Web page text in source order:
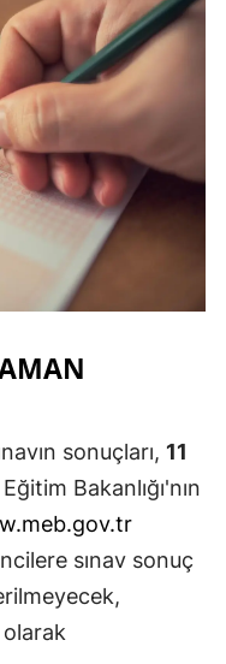
Niğde
Ordu
Sakarya
Samsun
Tokat
Trabzon
sonuçları, 11
Bakanlığı'nın
sınav sonuç